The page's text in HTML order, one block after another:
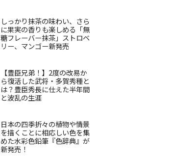
しっかり抹茶の味わい、さら
に果実の香りも楽しめる「無
糖フレーバー抹茶」ストロベ
リー、マンゴー新発売
【豊臣兄弟！】2度の改易か
ら復活した武将・多賀秀種と
は？豊臣秀長に仕えた半年間
と波乱の生涯
日本の四季折々の植物や情景
を描くことに相応しい色を集
めた水彩色鉛筆『色辞典』が
新発売！